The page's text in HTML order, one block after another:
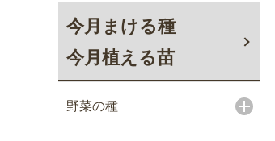
今月まける種
今月植える苗
野菜の種